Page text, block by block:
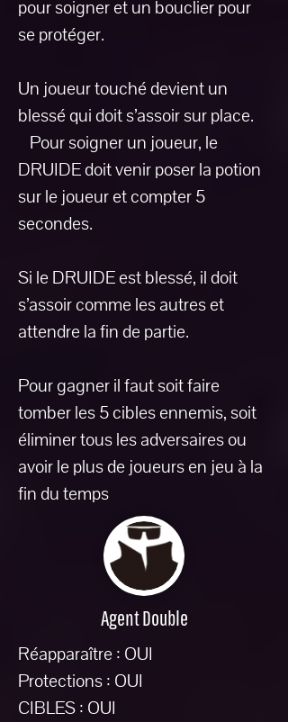
pour soigner et un bouclier pour
se protéger.
Un joueur touché devient un
blessé qui doit s’assoir sur place.
Pour soigner un joueur, le
DRUIDE doit venir poser la potion
sur le joueur et compter 5
secondes.
Si le DRUIDE est blessé, il doit
s’assoir comme les autres et
attendre la fin de partie.
Pour gagner il faut soit faire
tomber les 5 cibles ennemis, soit
éliminer tous les adversaires ou
avoir le plus de joueurs en jeu à la
fin du temps
Agent Double
Réapparaître : OUI
Protections : OUI
CIBLES : OUI